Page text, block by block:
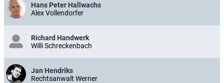
Hans Peter Hallwachs
Alex Vollendorfer
Richard Handwerk
Willi Schreckenbach
Jan Hendriks
Rechtsanwalt Werner